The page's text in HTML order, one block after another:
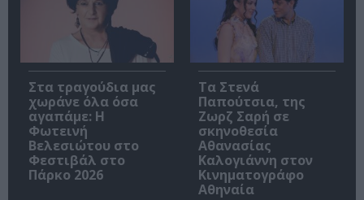
Στα τραγούδια μας
χωράνε όλα όσα
αγαπάμε: Η
Φωτεινή
Βελεσιώτου στο
Φεστιβάλ στο
Πάρκο 2026
Τα Στενά
Παπούτσια, της
Ζωρζ Σαρή σε
σκηνοθεσία
Αθανασίας
Καλογιάννη στον
Κινηματογράφο
Αθηναία